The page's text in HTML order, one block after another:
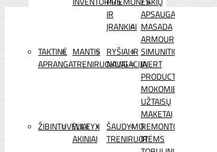
IR
ĮRANKIAI
APSAUGA
MASADA
ARMOUR
TAKTINĖ
APRANGA
MANTIS
TRENIRUOKLIAI
RYŠIAI IR
NAVIGACIJA
SIMUNITION
INERT
PRODUCTS
MOKOMIEJI
UŽTAISŲ
MAKETAI
ŽIBINTUVĖLIAI
WILEYX
AKINIAI
ŠAUDYMO
TRENIRUOTĖMS
REMONTO
IR